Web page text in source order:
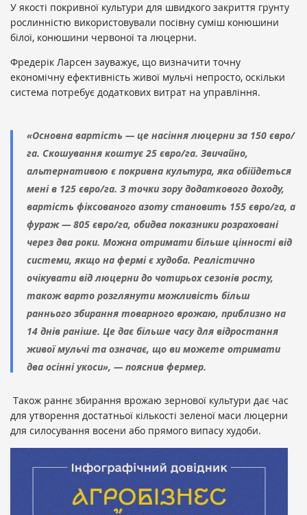
У якості покривної культури для швидкого закриття грунту
рослинністю використовували посівну суміш конюшини
білої, конюшини червоної та люцерни.
Фредерік Ларсен зауважує, що визначити точну
економічну ефективність живої мульчі непросто, оскільки
система потребує додаткових витрат на управління.
«Основна вартість — це насіння люцерни за 150 євро/
га. Скошування коштує 25 євро/га. Звичайно,
альтернативою є покривна культура, яка обійдеться
мені в 125 євро/га. З точки зору додаткового доходу,
вартість фіксованого азоту становить 155 євро/га, а
фураж — 805 євро/га, обидва показники розраховані
через два роки. Можна отримати більше цінності від
системи, якщо на фермі є худоба. Реалістично
очікувати від люцерни до чотирьох сезонів росту,
також варто розглянути можливість більш
раннього збирання товарного врожаю, приблизно на
14 днів раніше. Це дає більше часу для відростання
живої мульчі та означає, що ви можете отримати
два осінні укоси», — пояснив фермер.
Також раннє збирання врожаю зернової культури дає час
для утворення достатньої кількості зеленої маси люцерни
для силосування восени або прямого випасу худоби.